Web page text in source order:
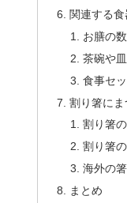
関連する
お膳の
茶碗や
食事セ
割り箸に
割り箸
割り箸
海外の
まとめ